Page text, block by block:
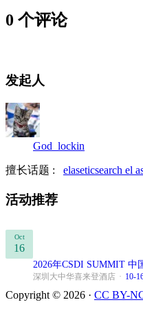
0 个评论
发起人
God_lockin
擅长话题 : elaseticsearch el
活动推荐
Oct
16
2026年CSDI SUMMIT
深圳大中华喜来登酒店 · 10-
Copyright © 2026 · CC BY-